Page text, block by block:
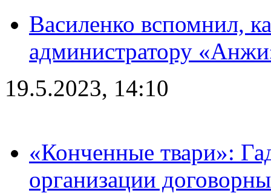
Василенко вспомнил,
администратору
19.5.2023, 14:10
«Конченные твари»:
организации